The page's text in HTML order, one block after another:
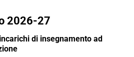
2026-27
di insegnamento ad